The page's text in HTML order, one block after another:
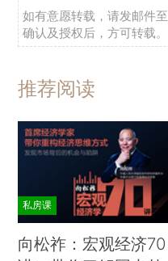
如有意愿转载，请发邮件至
确认及授权后，方可转载。
推荐阅读
私房课
向松祚：宏观经济70